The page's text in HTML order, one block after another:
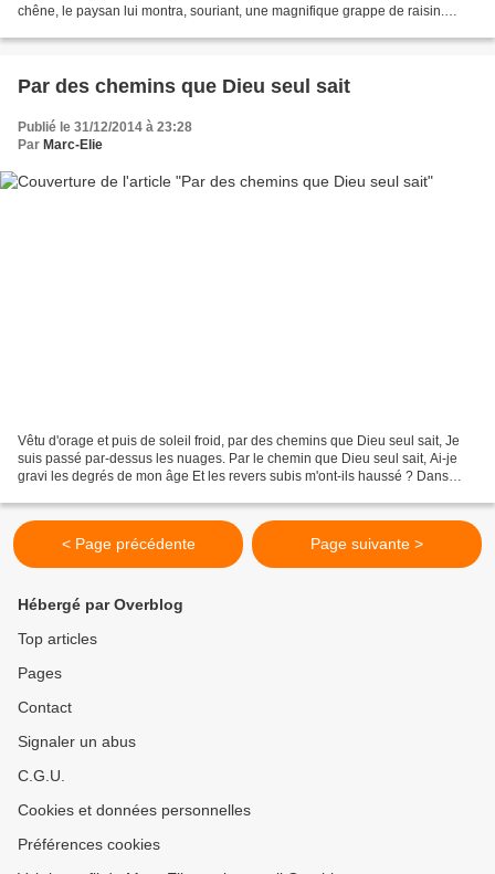
chêne, le paysan lui montra, souriant, une magnifique grappe de raisin.
Par des chemins que Dieu seul sait
Publié le 31/12/2014 à 23:28
Par Marc-Elie
Vêtu d'orage et puis de soleil froid, par des chemins que Dieu seul sait, Je
suis passé par-dessus les nuages. Par le chemin que Dieu seul sait, Ai-je
gravi les degrés de mon âge Et les revers subis m'ont-ils haussé ? Dans
< Page précédente Page suivante >
Hébergé par Overblog
Top articles
Pages
Contact
Signaler un abus
C.G.U.
Cookies et données personnelles
Préférences cookies